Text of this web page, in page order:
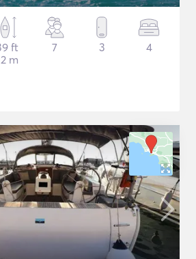
ft
m
7 3 4